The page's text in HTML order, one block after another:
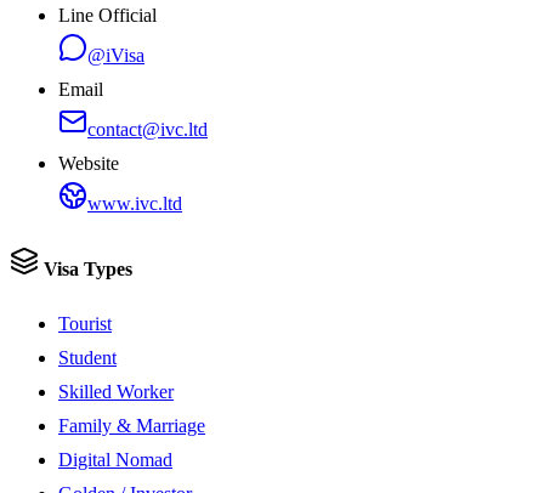
Line Official
@iVisa
Email
contact@ivc.ltd
Website
www.ivc.ltd
Visa Types
Tourist
Student
Skilled Worker
Family & Marriage
Digital Nomad